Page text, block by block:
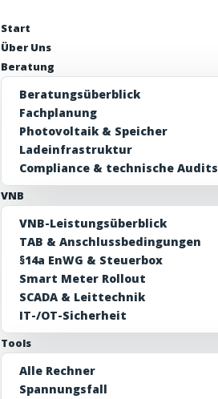
Start
Über Uns
Beratung
Beratungsüberblick
Fachplanung
Photovoltaik & Speicher
Ladeinfrastruktur
Compliance & technische Audits
VNB
VNB-Leistungsüberblick
TAB & Anschlussbedingungen
§14a EnWG & Steuerbox
Smart Meter Rollout
SCADA & Leittechnik
IT-/OT-Sicherheit
Tools
Alle Rechner
Spannungsfall